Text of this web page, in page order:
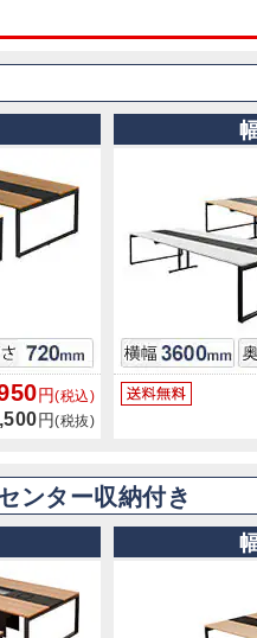
円(税込)
円(税抜)
ンター収納付き